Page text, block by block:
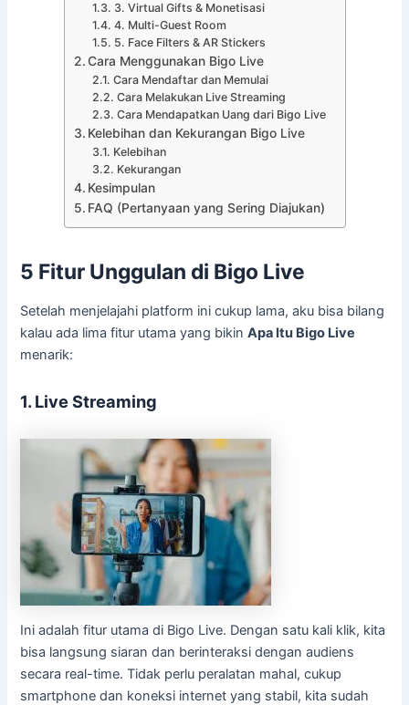
3. Virtual Gifts & Monetisasi
4. Multi-Guest Room
5. Face Filters & AR Stickers
Cara Menggunakan Bigo Live
Cara Mendaftar dan Memulai
Cara Melakukan Live Streaming
Cara Mendapatkan Uang dari Bigo Live
Kelebihan dan Kekurangan Bigo Live
Kelebihan
Kekurangan
Kesimpulan
FAQ (Pertanyaan yang Sering Diajukan)
5 Fitur Unggulan di Bigo Live
Setelah menjelajahi platform ini cukup lama, aku bisa bilang
kalau ada lima fitur utama yang bikinApa Itu Bigo Live
menarik:
1. Live Streaming
Ini adalah fitur utama di Bigo Live. Dengan satu kali klik, kita
bisa langsung siaran dan berinteraksi dengan audiens
secara real-time. Tidak perlu peralatan mahal, cukup
smartphone dan koneksi internet yang stabil, kita sudah